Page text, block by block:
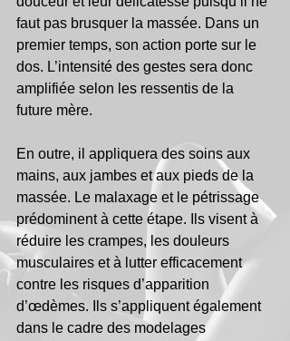
faut pas brusquer la massée. Dans un
premier temps, son action porte sur le
dos. L’intensité des gestes sera donc
amplifiée selon les ressentis de la
future mère.
En outre, il appliquera des soins aux
mains, aux jambes et aux pieds de la
massée. Le malaxage et le pétrissage
prédominent à cette étape. Ils visent à
réduire les crampes, les douleurs
musculaires et à lutter efficacement
contre les risques d’apparition
d’œdèmes. Ils s’appliquent également
dans le cadre des modelages